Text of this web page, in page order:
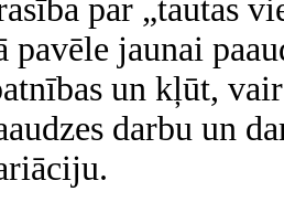
par „tautas
pavēle jaunai
un kļūt,
darbu un